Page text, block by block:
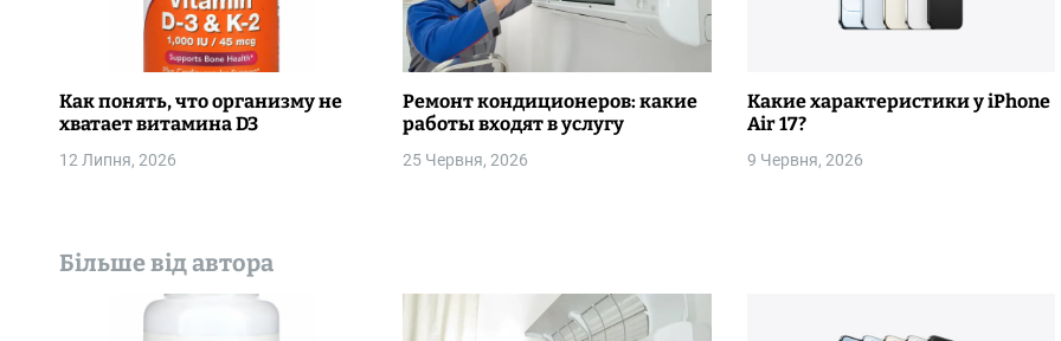
я
з
п
Как понять, что организму не
хватает витамина D3
12 Липня, 2026
Ремонт кондиционеров: какие
работы входят в услугу
25 Червня, 2026
Какие характеристики у iPhone
Air 17?
9 Червня, 2026
Більше від автора